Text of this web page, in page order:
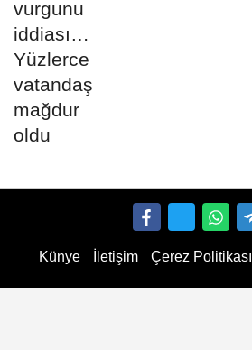
Künye İletişim Çerez Politikası